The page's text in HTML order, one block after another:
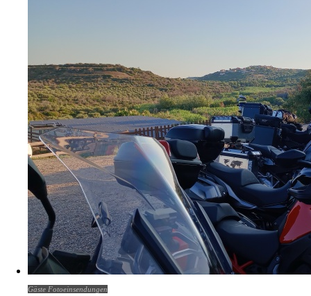
Gäste Fotoeinsendungen